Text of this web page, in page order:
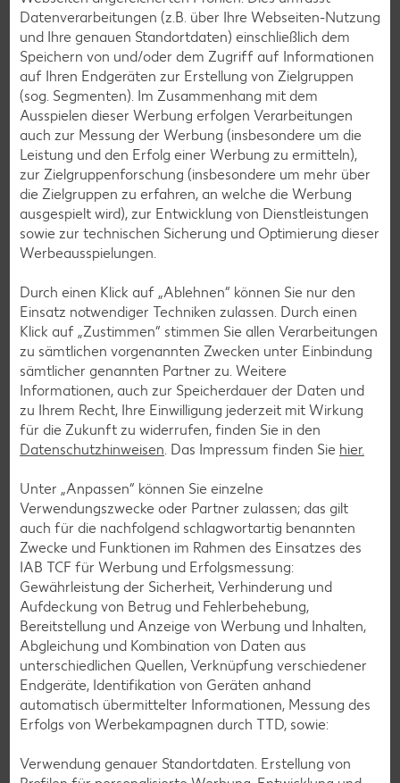
Gewinner
Hurra, gewonnen!
Hier veröffentlichen wir die Gewinner unserer Verlosungen
der letzten zwei Monate. Im Internet sind immer wieder
gefälschte Gewinnspiele oder Umfragen mit angeblicher
Prämienausschüttung im Namen von Kaufland im Umlauf.
Wie du Fake-Gewinnspiele von offiziellen Kaufland-
Verlosungen unterscheiden kannst, liest duhier
Verlosung einer Yamaha
Gewinnspiel zu den Regio-Tagen
Gewinnspiel zur Treueaktion
Datenverarbeitungen (z.B. über Ihre Webseiten-Nutzung
und Ihre genauen Standortdaten) einschließlich dem
Speichern von und/oder dem Zugriff auf Informationen
auf Ihren Endgeräten zur Erstellung von Zielgruppen
(sog. Segmenten). Im Zusammenhang mit dem
Ausspielen dieser Werbung erfolgen Verarbeitungen
auch zur Messung der Werbung (insbesondere um die
Leistung und den Erfolg einer Werbung zu ermitteln),
zur Zielgruppenforschung (insbesondere um mehr über
die Zielgruppen zu erfahren, an welche die Werbung
ausgespielt wird), zur Entwicklung von Dienstleistungen
sowie zur technischen Sicherung und Optimierung dieser
Werbeausspielungen.
Durch einen Klick auf „Ablehnen“ können Sie nur den
Einsatz notwendiger Techniken zulassen. Durch einen
Klick auf „Zustimmen“ stimmen Sie allen Verarbeitungen
zu sämtlichen vorgenannten Zwecken unter Einbindung
sämtlicher genannten Partner zu. Weitere
Informationen, auch zur Speicherdauer der Daten und
zu Ihrem Recht, Ihre Einwilligung jederzeit mit Wirkung
für die Zukunft zu widerrufen, finden Sie in den
Datenschutzhinweisen. Das Impressum finden Sie hier.
Unter „Anpassen“ können Sie einzelne
Verwendungszwecke oder Partner zulassen; das gilt
auch für die nachfolgend schlagwortartig benannten
Zwecke und Funktionen im Rahmen des Einsatzes des
IAB TCF für Werbung und Erfolgsmessung:
Gewährleistung der Sicherheit, Verhinderung und
Aufdeckung von Betrug und Fehlerbehebung,
Bereitstellung und Anzeige von Werbung und Inhalten,
Abgleichung und Kombination von Daten aus
unterschiedlichen Quellen, Verknüpfung verschiedener
Endgeräte, Identifikation von Geräten anhand
automatisch übermittelter Informationen, Messung des
Erfolgs von Werbekampagnen durch TTD, sowie:
Verwendung genauer Standortdaten. Erstellung von